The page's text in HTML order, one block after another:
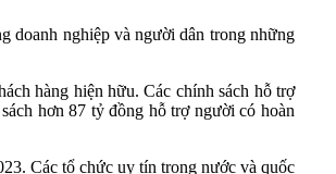
doanh nghiệp và người dân trong những
hàng hiện hữu. Các chính sách hỗ trợ
hơn 87 tỷ đồng hỗ trợ người có hoàn
Các tổ chức uy tín trong nước và quốc